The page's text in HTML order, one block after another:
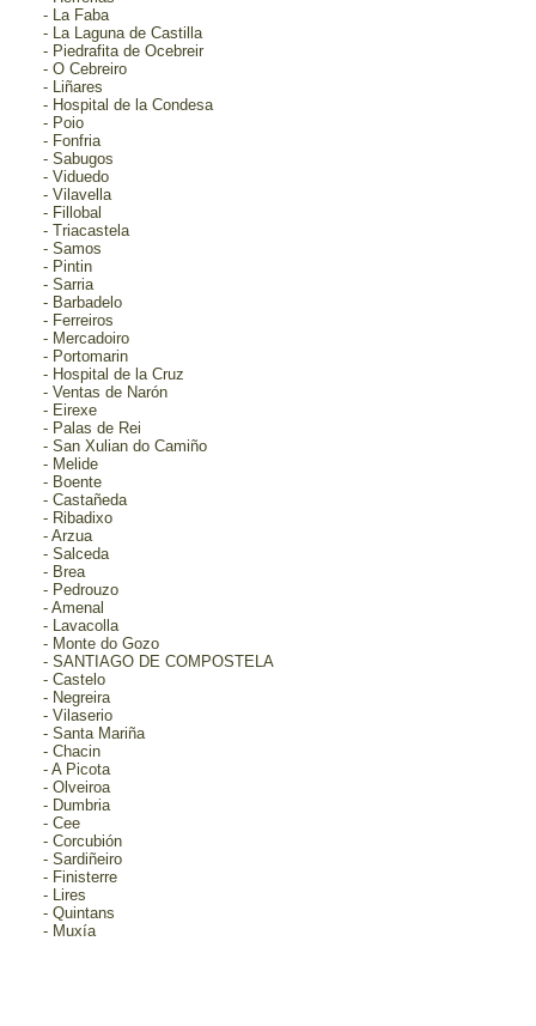
- La Faba
- La Laguna de Castilla
- Piedrafita de Ocebreir
- O Cebreiro
- Liñares
- Hospital de la Condesa
- Poio
- Fonfria
- Sabugos
- Viduedo
- Vilavella
- Fillobal
- Triacastela
- Samos
- Pintin
- Sarria
- Barbadelo
- Ferreiros
- Mercadoiro
- Portomarin
- Hospital de la Cruz
- Ventas de Narón
- Eirexe
- Palas de Rei
- San Xulian do Camiño
- Melide
- Boente
- Castañeda
- Ribadixo
- Arzua
- Salceda
- Brea
- Pedrouzo
- Amenal
- Lavacolla
- Monte do Gozo
- SANTIAGO DE COMPOSTELA
- Castelo
- Negreira
- Vilaserio
- Santa Mariña
- Chacin
- A Picota
- Olveiroa
- Dumbria
- Cee
- Corcubión
- Sardiñeiro
- Finisterre
- Lires
- Quintans
- Muxía